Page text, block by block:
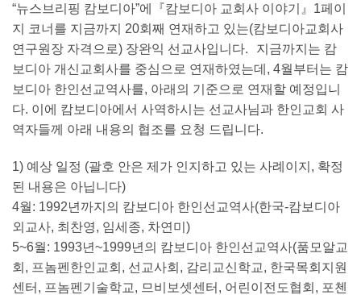
“뉴스브리핑 캄보디아”에『캄보디아 교회사 이야기』1페이
지 코너를 지금까지 20회째 연재하고 있는(캄보디아교회사
연구원장 자격으로) 장완익 선교사입니다. 지금까지는 캄
보디아 개신교회사를 중심으로 연재하였는데, 4월부터는 캄
보디아 한인선교역사를, 아래의 기준으로 연재할 예정입니
다. 이에 캄보디아에서 사역하시는 선교사님과 한인교회 사
역자들께 아래 내용의 협조를 요청 드립니다.
1) 예상 일정 (괄호 안은 제가 인지하고 있는 사례이지, 확정
된 내용은 아닙니다)
4월: 1992년까지의 캄보디아 한인선교역사(한국-캄보디아
외교사, 최찬영, 임세종, 차연미)
5~6월: 1993년~1999년의 캄보디아 한인선교역사(품모알교
회, 프놈펜한인교회, 선교사회, 감리교신학교, 한국목회지원
센터, 프놈펜기술학교, 므비보셋센터, 어린이전도협회, 포첸